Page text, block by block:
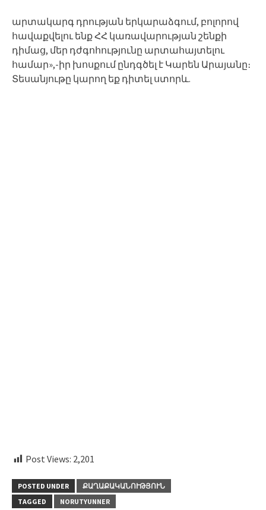
արտակարգ դրության երկարաձգում, բոլորով
հավաքվելու ենք ՀՀ կառավարության շենքի
դիմաց, մեր դժգոհությունը արտահայտելու
համար»,-իր խոսքում ընդգծել է Կարեն Արայանը։
Տեսանյութը կարող եք դիտել ստորև.
Post Views: 2,201
POSTED UNDER
ՔԱՂԱՔԱԿԱՆՈՒԹՅՈՒՆ
TAGGED
NORUTYUNNER